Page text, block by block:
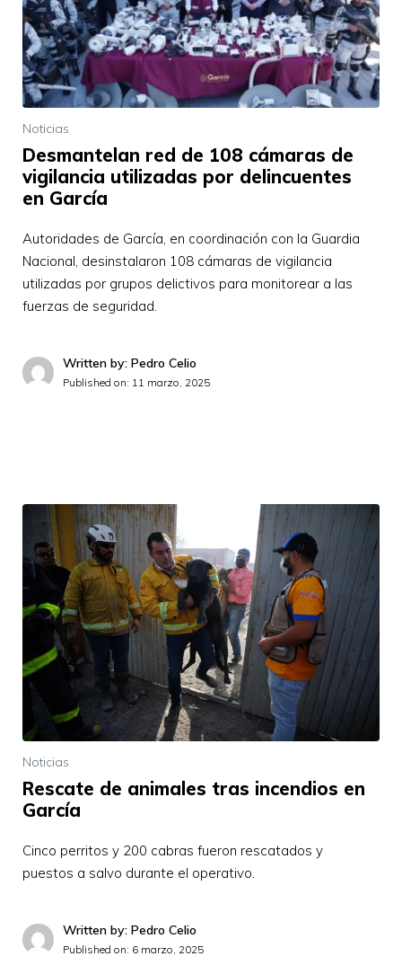
Noticias
Desmantelan red de 108 cámaras de
vigilancia utilizadas por delincuentes
en García
Autoridades de García, en coordinación con la Guardia
Nacional, desinstalaron 108 cámaras de vigilancia
utilizadas por grupos delictivos para monitorear a las
fuerzas de seguridad.
Written by: Pedro Celio
Published on: 11 marzo, 2025
Noticias
Rescate de animales tras incendios en
García
Cinco perritos y 200 cabras fueron rescatados y
puestos a salvo durante el operativo.
Written by: Pedro Celio
Published on: 6 marzo, 2025